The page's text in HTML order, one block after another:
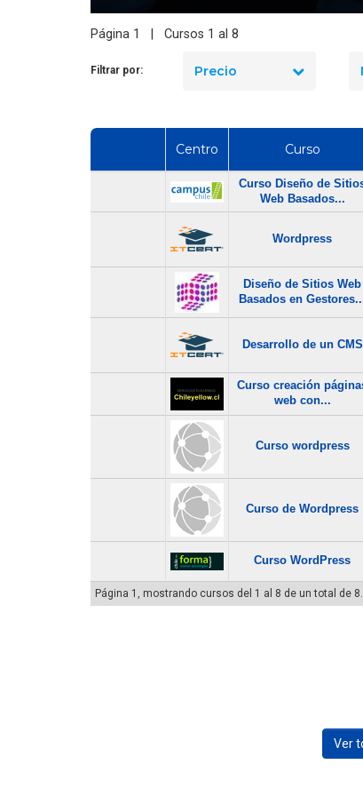
Página 1 | Cursos 1 al 8
Filtrar por: Precio
Centro Curso
Curso Diseño de
Web Basados...
Wordpress
Diseño de Sitios Web
Basados en
Desarrollo de un CMS
Curso creación
web con...
Curso wordpress
Curso de Wordpress
Curso WordPress
Página 1, mostrando cursos del 1 al 8 de un total de
Ver
de Informática
seguridad industrial en
en 2026? El precio real de